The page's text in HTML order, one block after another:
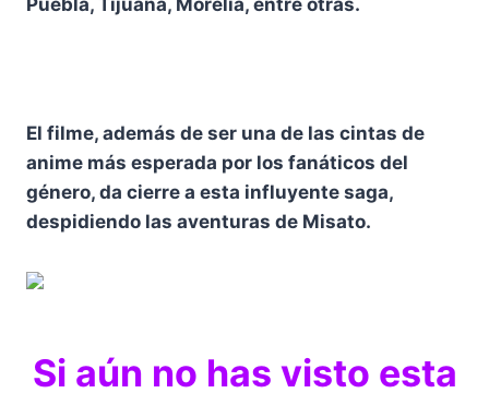
Puebla, Tijuana, Morelia, entre otras.
El filme, además de ser una de las cintas de
anime más esperada por los fanáticos del
género, da cierre a esta influyente saga,
despidiendo las aventuras de Misato.
Si aún no has visto esta